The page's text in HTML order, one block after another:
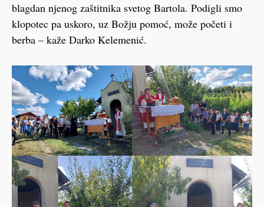
blagdan njenog zaštitnika svetog Bartola. Podigli smo
klopotec pa uskoro, uz Božju pomoć, može početi i
berba – kaže Darko Kelemenić.